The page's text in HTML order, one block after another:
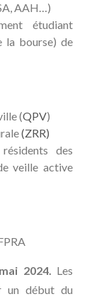
AAH…)
étudiant
la bourse) de
(QPV)
(ZRR)
des
veille active
2024. Les
un début du